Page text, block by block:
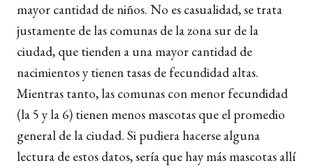
mayor cantidad de niños. No es casualidad, se trata
justamente de las comunas de la zona sur de la
ciudad, que tienden a una mayor cantidad de
nacimientos y tienen tasas de fecundidad altas.
Mientras tanto, las comunas con menor fecundidad
(la 5 y la 6) tienen menos mascotas que el promedio
general de la ciudad. Si pudiera hacerse alguna
lectura de estos datos, sería que hay más mascotas allí